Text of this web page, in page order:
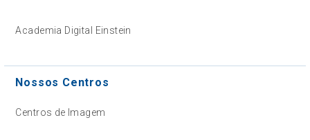
Academia Digital Einstein
Nossos Centros
Centros de Imagem